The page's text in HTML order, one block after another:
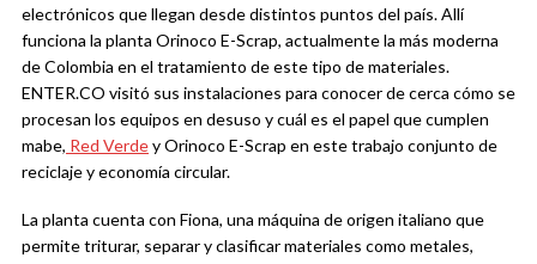
electrónicos que llegan desde distintos puntos del país. Allí
funciona la planta Orinoco E-Scrap, actualmente la más moderna
de Colombia en el tratamiento de este tipo de materiales.
ENTER.CO visitó sus instalaciones para conocer de cerca cómo se
procesan los equipos en desuso y cuál es el papel que cumplen
mabe, Red Verdey Orinoco E-Scrap en este trabajo conjunto de
reciclaje y economía circular.
La planta cuenta con Fiona, una máquina de origen italiano que
permite triturar, separar y clasificar materiales como metales,